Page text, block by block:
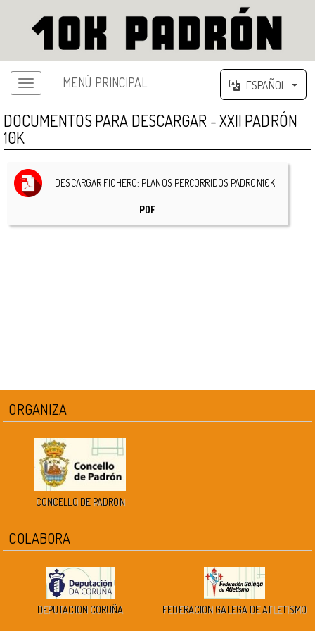
Menú principalMENÚ PRINCIPAL ESPAÑOL
DOCUMENTOS PARA DESCARGAR - XXII PADRÓN
10K
DESCARGAR FICHERO: PLANOS PERCORRIDOS PADRON10K
PDF
ORGANIZA
CONCELLO DE PADRON
COLABORA
DEPUTACION CORUÑA FEDERACION GALEGA DE ATLETISMO